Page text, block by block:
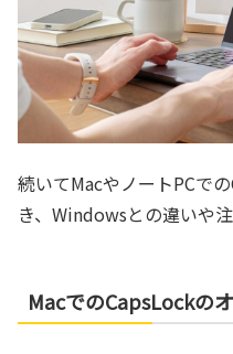
続いてMacやノートPCで
き、Windowsとの違いや
MacでのCapsLockの